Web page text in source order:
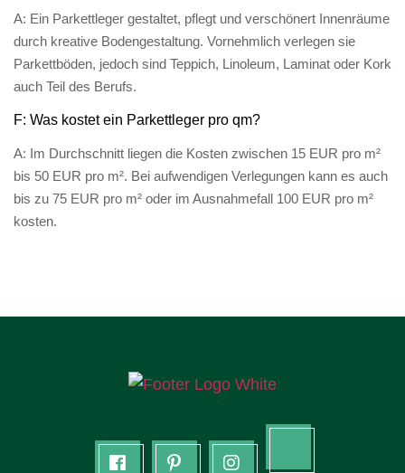
A: Ein Parkettleger gestaltet, pflegt und verschönert Innenräume
durch kreative Bodengestaltung. Vornehmlich verlegen sie
Parkettböden, jedoch sind Teppich, Linoleum, Laminat oder Kork
auch Teil des Berufs.
F: Was kostet ein Parkettleger pro qm?
A: Im Durchschnitt liegen die Kosten zwischen 15 EUR pro m²
bis 50 EUR pro m². Bei aufwendigen Verlegungen kann es auch
bis zu 75 EUR pro m² oder im Ausnahmefall 100 EUR pro m²
kosten.
facebookPinterestInstagram